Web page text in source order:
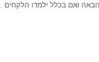
ואם בכלל ילמדו הלקחים